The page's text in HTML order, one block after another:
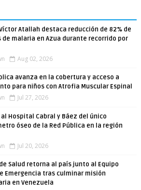
Atallah destaca reducción de 82% de
de malaria en Azua durante recorrido por
Aug 02, 2026
avanza en la cobertura y acceso a
para niños con Atrofia Muscular Espinal
Jul 27, 2026
al Hospital Cabral y Báez del único
óseo de la Red Pública en la región
Jul 20, 2026
Salud retorna al país junto al Equipo
Emergencia tras culminar misión
en Venezuela